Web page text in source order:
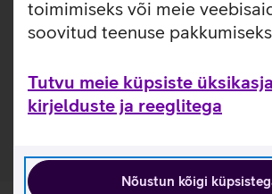
toimimiseks või meie
soovitud teenuse
Tutvu meie küpsiste
kirjelduste ja reeglitega
Nõustun kõigi
Lisainfo
Samsung Galaxy S23+ mudelile
Samsung Smart View kaitsekaante
vajaliku informatsiooni, näiteks